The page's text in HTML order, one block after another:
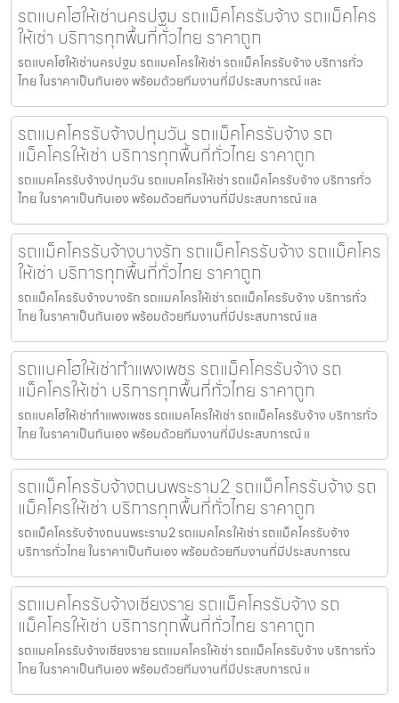
รถแบคโฮให้เช่านครปฐม รถแม็คโครรับจ้าง รถแม็คโคร
ให้เช่า บริการทุกพื้นที่ทั่วไทย ราคาถูก
รถแบคโฮให้เช่านครปฐม รถแมคโครให้เช่า รถแม็คโครรับจ้าง บริการทั่ว
ไทย ในราคาเป็นกันเอง พร้อมด้วยทีมงานที่มีประสบการณ์ และ
รถแมคโครรับจ้างปทุมวัน รถแม็คโครรับจ้าง รถ
แม็คโครให้เช่า บริการทุกพื้นที่ทั่วไทย ราคาถูก
รถแมคโครรับจ้างปทุมวัน รถแมคโครให้เช่า รถแม็คโครรับจ้าง บริการทั่ว
ไทย ในราคาเป็นกันเอง พร้อมด้วยทีมงานที่มีประสบการณ์ แล
รถแม็คโครรับจ้างบางรัก รถแม็คโครรับจ้าง รถแม็คโคร
ให้เช่า บริการทุกพื้นที่ทั่วไทย ราคาถูก
รถแม็คโครรับจ้างบางรัก รถแมคโครให้เช่า รถแม็คโครรับจ้าง บริการทั่ว
ไทย ในราคาเป็นกันเอง พร้อมด้วยทีมงานที่มีประสบการณ์ แล
รถแบคโฮให้เช่ากำแพงเพชร รถแม็คโครรับจ้าง รถ
แม็คโครให้เช่า บริการทุกพื้นที่ทั่วไทย ราคาถูก
รถแบคโฮให้เช่ากำแพงเพชร รถแมคโครให้เช่า รถแม็คโครรับจ้าง บริการทั่ว
ไทย ในราคาเป็นกันเอง พร้อมด้วยทีมงานที่มีประสบการณ์ แ
รถแม็คโครรับจ้างถนนพระราม2 รถแม็คโครรับจ้าง รถ
แม็คโครให้เช่า บริการทุกพื้นที่ทั่วไทย ราคาถูก
รถแม็คโครรับจ้างถนนพระราม2 รถแมคโครให้เช่า รถแม็คโครรับจ้าง
บริการทั่วไทย ในราคาเป็นกันเอง พร้อมด้วยทีมงานที่มีประสบการณ
รถแมคโครรับจ้างเชียงราย รถแม็คโครรับจ้าง รถ
แม็คโครให้เช่า บริการทุกพื้นที่ทั่วไทย ราคาถูก
รถแมคโครรับจ้างเชียงราย รถแมคโครให้เช่า รถแม็คโครรับจ้าง บริการทั่ว
ไทย ในราคาเป็นกันเอง พร้อมด้วยทีมงานที่มีประสบการณ์ แ